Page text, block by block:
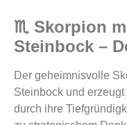
♏ Skorpion
Steinbock –
Der geheimnisvolle
Steinbock und
durch ihre